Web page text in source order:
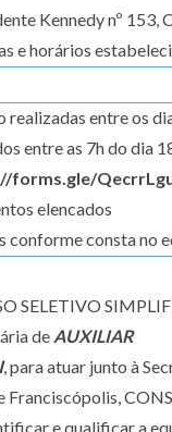
Kennedy nº 153,
e horários
realizadas entre os
entre as 7h do dia
forms.gle/
elencados
conforme consta no
SELETIVO
de AUXILIAR
, para atuar junto à
Franciscópolis,
e qualificar a